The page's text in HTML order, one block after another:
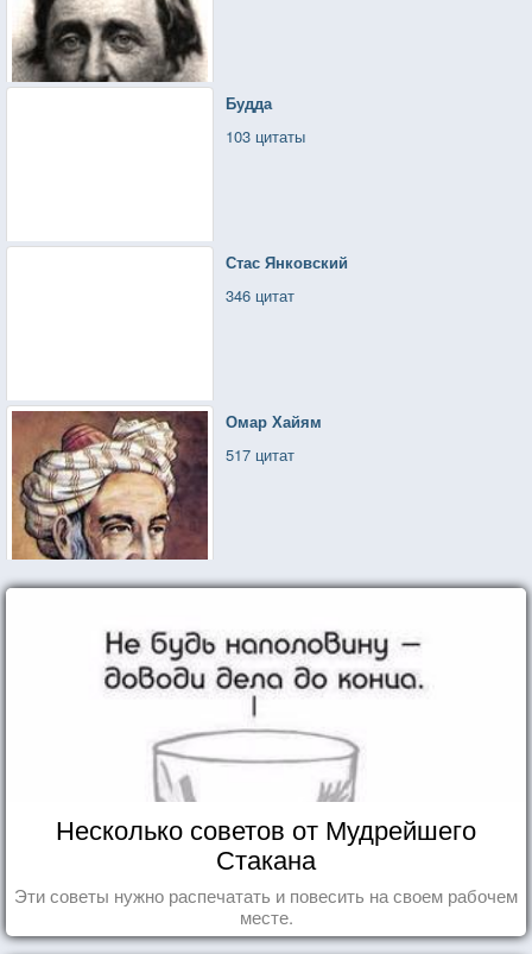
Будда
103 цитаты
Стас Янковский
346 цитат
Омар Хайям
517 цитат
Несколько советов от Мудрейшего
Стакана
Эти советы нужно распечатать и повесить на своем рабочем
месте.